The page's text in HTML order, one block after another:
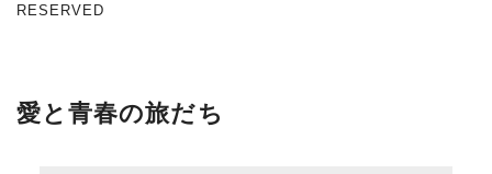
RESERVED
愛と青春の旅だち